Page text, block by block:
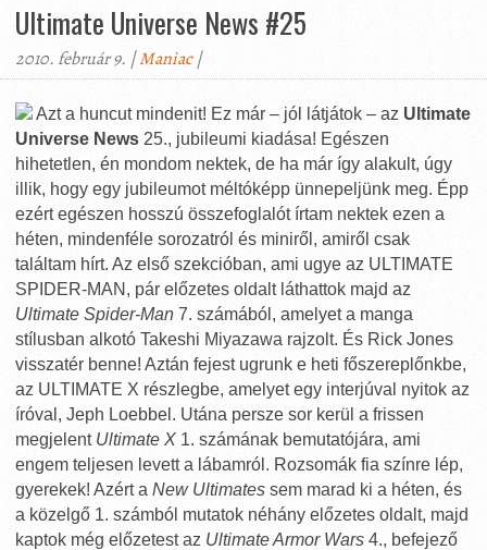
Ultimate Universe News #25
2010. február 9. |Maniac|
Azt a huncut mindenit! Ez már – jól látjátok – az Ultimate
Universe News 25., jubileumi kiadása! Egészen
hihetetlen, én mondom nektek, de ha már így alakult, úgy
illik, hogy egy jubileumot méltóképp ünnepeljünk meg. Épp
ezért egészen hosszú összefoglalót írtam nektek ezen a
héten, mindenféle sorozatról és miniről, amiről csak
találtam hírt. Az első szekcióban, ami ugye az ULTIMATE
SPIDER-MAN, pár előzetes oldalt láthattok majd az
Ultimate Spider-Man 7. számából, amelyet a manga
stílusban alkotó Takeshi Miyazawa rajzolt. És Rick Jones
visszatér benne! Aztán fejest ugrunk e heti főszereplőnkbe,
az ULTIMATE X részlegbe, amelyet egy interjúval nyitok az
íróval, Jeph Loebbel. Utána persze sor kerül a frissen
megjelent Ultimate X 1. számának bemutatójára, ami
engem teljesen levett a lábamról. Rozsomák fia színre lép,
gyerekek! Azért a New Ultimates sem marad ki a héten, és
a közelgő 1. számból mutatok néhány előzetes oldalt, majd
kaptok még előzetest az Ultimate Armor Wars 4., befejező